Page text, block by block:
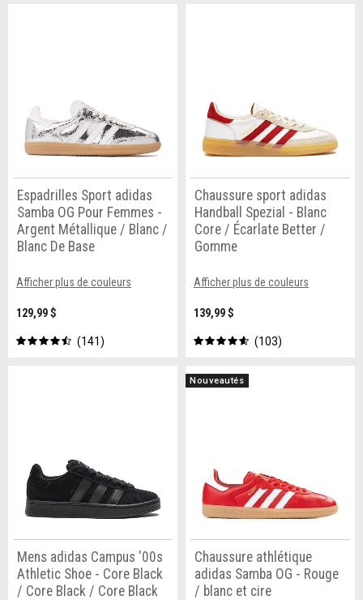
Espadrilles Sport adidas
Samba OG Pour Femmes -
Argent Métallique / Blanc /
Blanc De Base
Afficher plus de couleurs
129,99 $
141
Chaussure sport adidas
Handball Spezial - Blanc
Core / Écarlate Better /
Gomme
Afficher plus de couleurs
139,99 $
103
Mens adidas Campus '00s
Athletic Shoe - Core Black
/ Core Black / Core Black
Nouveautés
Chaussure athlétique
adidas Samba OG - Rouge
/ blanc et cire